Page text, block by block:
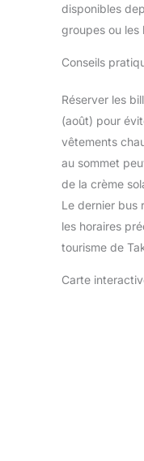
disponibles
groupes ou les
Conseils
Réserver les
(août) pour
vêtements
au sommet
de la crème
Le dernier bus
les horaires
tourisme de
Carte